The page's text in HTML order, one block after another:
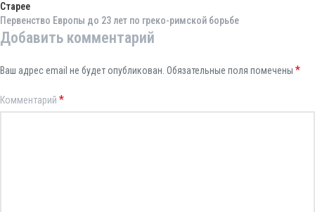
Старее
Первенство Европы до 23 лет по греко-римской борьбе
Добавить комментарий
Ваш адрес email не будет опубликован. Обязательные поля помечены *
Комментарий *